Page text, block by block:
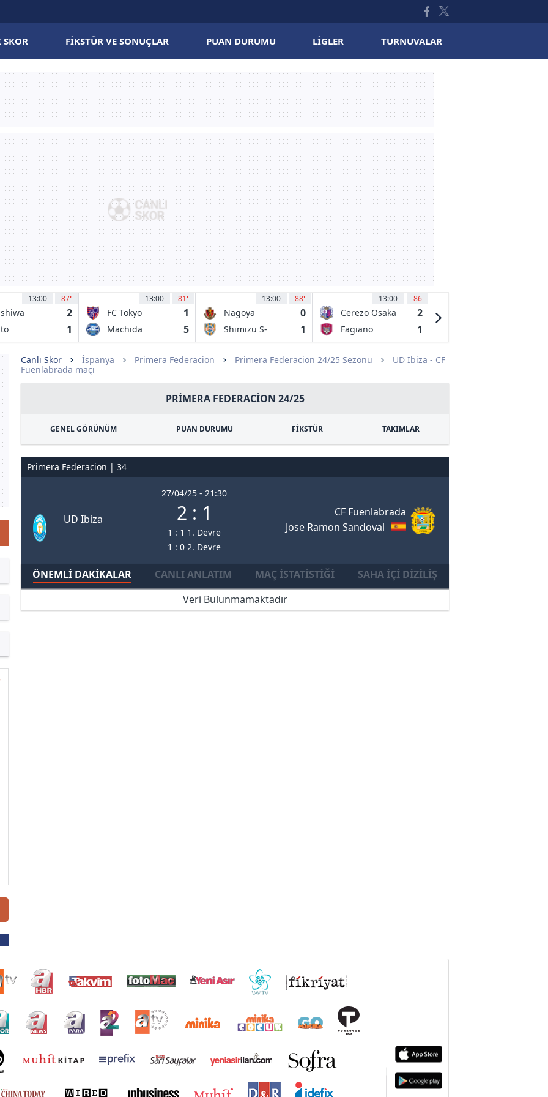
SKOR FIKSTÜR VE SONUÇLAR PUAN DURUMU LIGLER TURNUVALAR
13:00 87'
2
1
13:00 81'
FC Tokyo 1
Machida
5
13:00 88'
Nagoya
Grampus
0
Shimizu S-
1
13:00 86
Cerezo Osaka 2
Fagiano
1
Canlı Skor İspanya Primera Federacion Primera Federacion 24/25 Sezonu
UD Ibiza - CF
Fuenlabrada maçı
PRIMERA FEDERACION 24/25
GENEL GÖRÜNÜM PUAN DURUMU FİKSTÜR TAKIMLAR
Primera Federacion | 34
UD Ibiza
27/04/25 - 21:30
2 : 1
1 : 1 1. Devre
1 : 0 2. Devre
CF Fuenlabrada
Jose Ramon Sandoval
ÖNEMLI DAKIKALAR CANLI ANLATIM MAÇ İSTATISTIĞI
SAHA İÇI DIZILIŞ
Veri Bulunmamaktadır